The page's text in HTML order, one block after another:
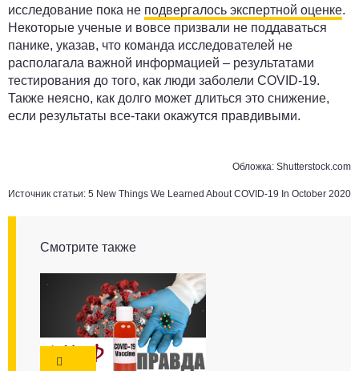
исследование пока не подвергалось экспертной оценке.
Некоторые ученые и вовсе призвали не поддаваться
панике, указав, что команда исследователей не
располагала важной информацией – результатами
тестирования до того, как люди заболели COVID-19.
Также неясно, как долго может длиться это снижение,
если результаты все-таки окажутся правдивыми.
Обложка: Shutterstock.com
Источник статьи: 5 New Things We Learned About COVID-19 In October 2020
Смотрите также